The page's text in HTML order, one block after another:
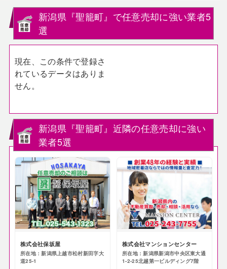
新潟県『聖籠町』で任意売却に強い業者5
選
現在、この条件で登録さ
れているデータはありま
せん。
新潟県『聖籠町』近隣の任意売却に強い
業者5選
株式会社保坂屋
所在地：新潟県上越市松村新田字大
道25-1
株式会社マンションセンター
所在地：新潟県新潟市中央区東大通
1-2-25北越第一ビルディング7階